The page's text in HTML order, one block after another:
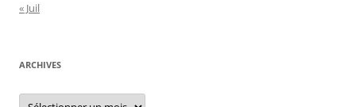
« Juil
ARCHIVES
Archives